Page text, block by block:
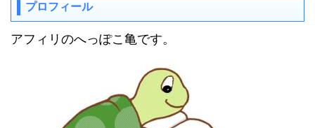
プロフィール
アフィリのへっぽこ亀です。